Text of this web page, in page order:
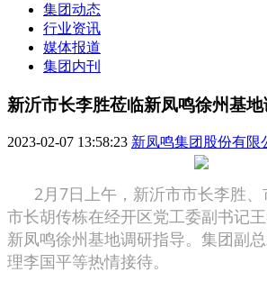
集团动态
行业资讯
媒体报道
集团内刊
新沂市长李胜莅临新凤鸣徐州基
2023-02-07 13:58:23 新凤鸣集团股份有限
2月7日上午，新沂市市长李胜、
市长胡传栋在经开区党工委副书记
新凤鸣徐州基地调研指导。集团副
理李国平等热情接待。